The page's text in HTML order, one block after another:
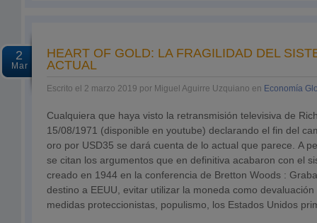
2
Mar
HEART OF GOLD: LA FRAGILIDAD DEL
ACTUAL
Escrito el 2 marzo 2019 por Miguel Aguirre Uzquiano en Economía
Cualquiera que haya visto la retransmisión televisiva de
15/08/1971 (disponible en youtube) declarando el fin del
oro por USD35 se dará cuenta de lo actual que parece. A
se citan los argumentos que en definitiva acabaron con el
creado en 1944 en la conferencia de Bretton Woods :
destino a EEUU, evitar utilizar la moneda como
medidas proteccionistas, populismo, los Estados Unidos